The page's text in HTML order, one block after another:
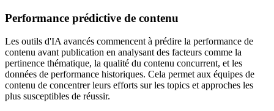
Performance prédictive de contenu
Les outils d'IA avancés commencent à prédire la performance de
contenu avant publication en analysant des facteurs comme la
pertinence thématique, la qualité du contenu concurrent, et les
données de performance historiques. Cela permet aux équipes de
contenu de concentrer leurs efforts sur les topics et approches les
plus susceptibles de réussir.